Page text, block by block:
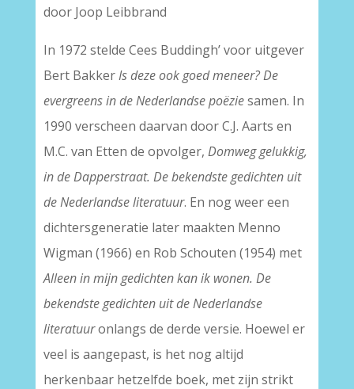
door Joop Leibbrand
In 1972 stelde Cees Buddingh’ voor uitgever
Bert BakkerIs deze ook goed meneer? De
evergreens in de Nederlandse poëziesamen. In
1990 verscheen daarvan door C.J. Aarts en
M.C. van Etten de opvolger, Domweg gelukkig,
in de Dapperstraat. De bekendste gedichten uit
de Nederlandse literatuur. En nog weer een
dichtersgeneratie later maakten Menno
Wigman (1966) en Rob Schouten (1954) met
Alleen in mijn gedichten kan ik wonen. De
bekendste gedichten uit de Nederlandse
literatuuronlangs de derde versie. Hoewel er
veel is aangepast, is het nog altijd
herkenbaar hetzelfde boek, met zijn strikt